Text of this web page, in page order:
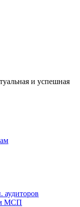
и успешная
аудиторов
МСП